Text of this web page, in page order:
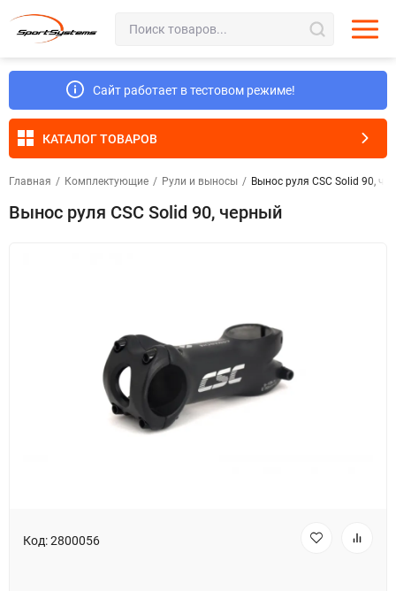
Сайт работает в тестовом режиме!
КАТАЛОГ ТОВАРОВ
Главная / Комплектующие / Рули и выносы / Вынос руля CSC Solid 90,
Вынос руля CSC Solid 90, черный
Код:2800056